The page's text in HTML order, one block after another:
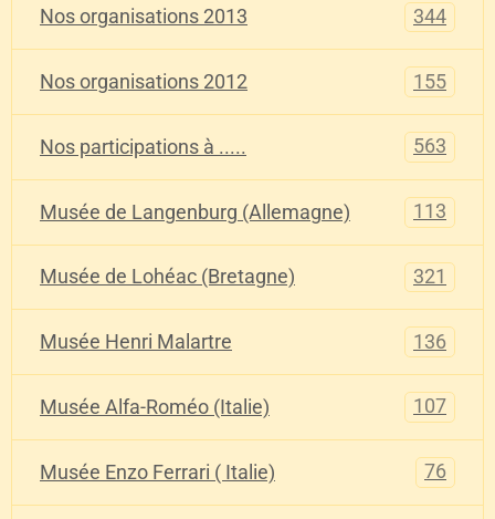
Nos organisations 2013 344
Nos organisations 2012 155
Nos participations à ..... 563
Musée de Langenburg (Allemagne) 113
Musée de Lohéac (Bretagne) 321
Musée Henri Malartre 136
Musée Alfa-Roméo (Italie) 107
Musée Enzo Ferrari ( Italie) 76